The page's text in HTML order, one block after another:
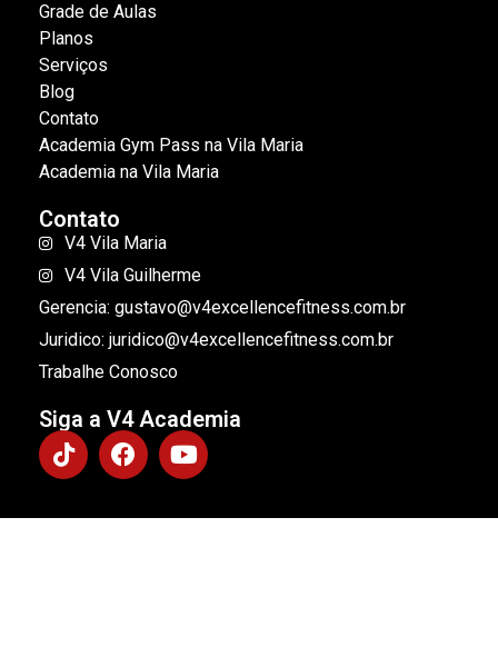
Grade de Aulas
Planos
Serviços
Blog
Contato
Academia Gym Pass na Vila Maria
Academia na Vila Maria
Contato
V4 Vila Maria
V4 Vila Guilherme
Gerencia: gustavo@v4excellencefitness.com.br
Juridico: juridico@v4excellencefitness.com.br
Trabalhe Conosco
Siga a V4 Academia